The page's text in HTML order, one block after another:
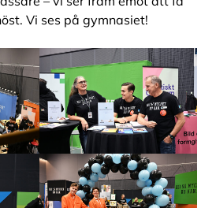
Vi ses på gymnasiet!